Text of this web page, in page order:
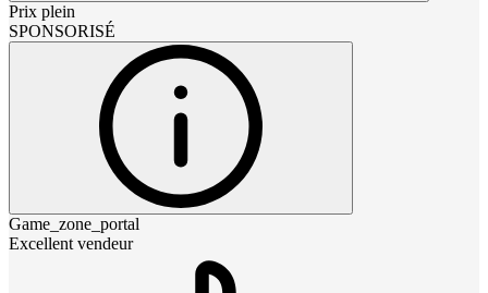
Prix plein
SPONSORISÉ
Game_zone_portal
Excellent vendeur